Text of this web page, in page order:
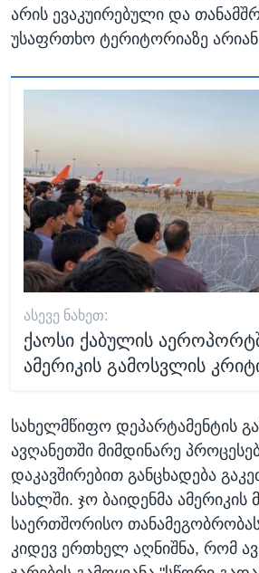
არის ევაკუირებული და
უსაფრთხო ტერიტორიაზე არიან
ᲐᲡᲔᲕᲔ ᲜᲐᲮᲔᲗ:
ქაოსი ქაბულის
ამერიკის გამოსვლის
სახელმწიფო დეპარტამენტის
ავღანეთში მიმდინარე
დაკავშირებით განცხადება
სახლში. ჯო ბაიდენმა ამერიკის
საერთშორისო
კიდევ ერთხელ აღნიშნა, რომ